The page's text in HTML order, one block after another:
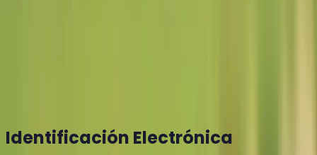
Identificación Electrónica